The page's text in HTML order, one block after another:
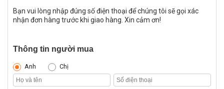
Bạn vui lòng nhập đúng số điện thoại để chúng tôi sẽ gọi xác
nhận đơn hàng trước khi giao hàng. Xin cảm ơn!
Thông tin người mua
Anh Chị